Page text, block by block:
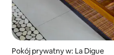
Pokój prywatny w: La Digue